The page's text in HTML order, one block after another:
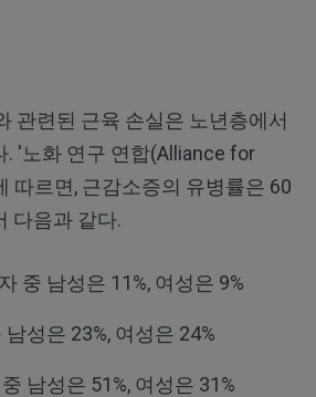
관련된 근육 손실은 노년층에서
. '노화 연구 연합(Alliance for
따르면, 근감소증의 유병률은 60
다음과 같다.
중 남성은 11%, 여성은 9%
성은 23%, 여성은 24%
남성은 51%, 여성은 31%